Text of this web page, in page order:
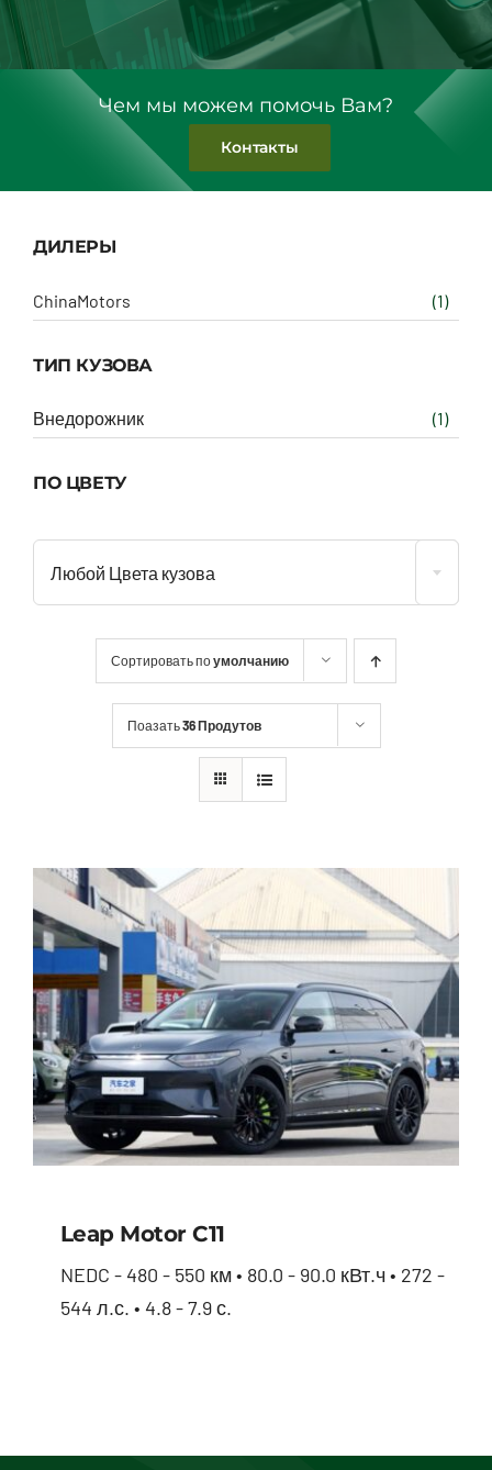
Чем мы можем помочь Вам?
Контакты
ДИЛЕРЫ
ChinaMotors (1)
ТИП КУЗОВА
Внедорожник (1)
ПО ЦВЕТУ
Любой Цвета кузова
Сортировать поумолчанию
Поазать36 Продутов
Leap Motor С11
NEDC - 480 - 550 км • 80.0 - 90.0 кВт.ч • 272 -
544 л.с. • 4.8 - 7.9 с.